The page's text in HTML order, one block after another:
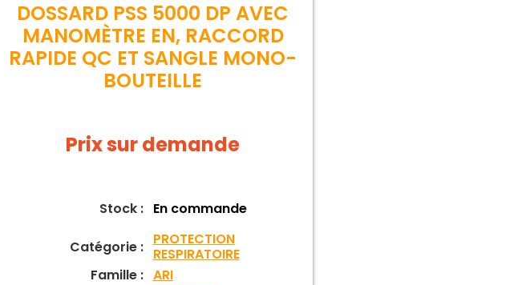
DOSSARD PSS 5000 DP AVEC
MANOMÈTRE EN, RACCORD
RAPIDE QC ET SANGLE MONO-
BOUTEILLE
Prix sur demande
Stock : En commande
Catégorie :PROTECTION
RESPIRATOIRE
Famille : ARI